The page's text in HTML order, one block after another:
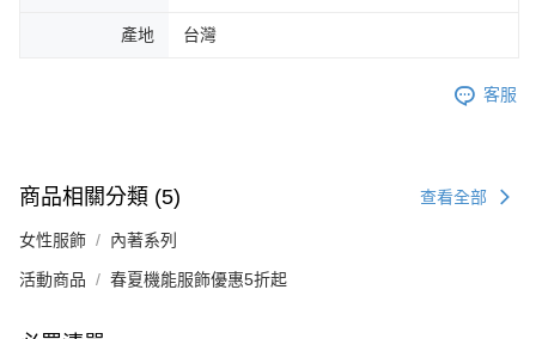
產地 台灣
客服
商品相關分類 (5) 查看全部
女性服飾 內著系列
活動商品 春夏機能服飾優惠5折起